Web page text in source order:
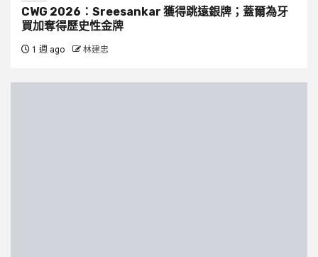
CWG 2026：Sreesankar 獲得跳遠銀牌；蓋爾為牙
買加奪得歷史性金牌
1 週 ago 林建忠